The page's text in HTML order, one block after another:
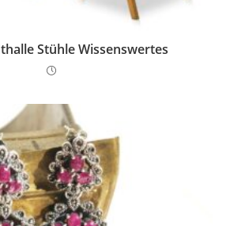
Stühle Wissenswertes